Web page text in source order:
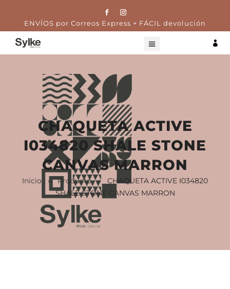
ENVÍOS por Correos Express + FÁCIL devolución

CHAQUETA ACTIVE
I034820 SHALE STONE
CANVAS MARRON
Inicio »Producto» CHAQUETA ACTIVE I034820
SHALE STONE CANVAS MARRON